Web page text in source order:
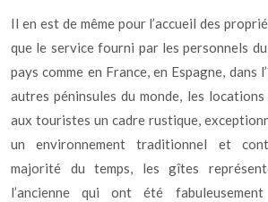
Il en est de même pour l’accueil des
que le service fourni par les personnels
pays comme en France, en Espagne, dans
autres péninsules du monde, les
aux touristes un cadre rustique,
un environnement traditionnel et
majorité du temps, les gîtes
l’ancienne qui ont été